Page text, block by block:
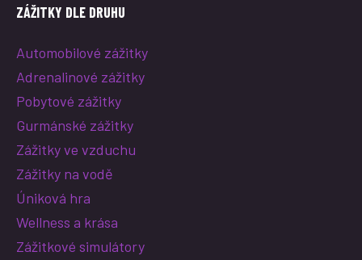
ZÁŽITKY DLE DRUHU
Automobilové zážitky
Adrenalinové zážitky
Pobytové zážitky
Gurmánské zážitky
Zážitky ve vzduchu
Zážitky na vodě
Úniková hra
Wellness a krása
Zážitkové simulátory